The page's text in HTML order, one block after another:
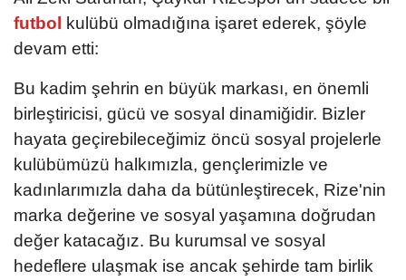
futbol kulübü olmadığına işaret ederek, şöyle
devam etti:
Bu kadim şehrin en büyük markası, en önemli
birleştiricisi, gücü ve sosyal dinamiğidir. Bizler
hayata geçirebileceğimiz öncü sosyal projelerle
kulübümüzü halkımızla, gençlerimizle ve
kadınlarımızla daha da bütünleştirecek, Rize'nin
marka değerine ve sosyal yaşamına doğrudan
değer katacağız. Bu kurumsal ve sosyal
hedeflere ulaşmak ise ancak şehirde tam birlik